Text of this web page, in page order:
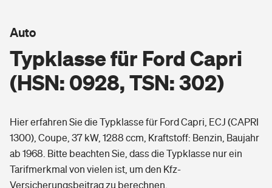
Berufsunfähigkeitsversicherung
Erwerbsunfähigkeitsversicherung
Grundfähigkeitsversicherung
Arbeitsrechtsschutz
Wohnen
Hausratversicherung
Freizeit
Pri­vate Haft­pflicht­
Gesundheit
Typklasse für Ford Capri
(HSN: 0928, TSN: 302)
Auto
Hier erfahren Sie die Typklasse für Ford Capri, ECJ (CAPRI
1300), Coupe, 37 kW, 1288 ccm, Kraftstoff: Benzin, Baujahr
ab 1968. Bitte beachten Sie, dass die Typklasse nur ein
Tarifmerkmal von vielen ist, um den Kfz-
Versicherungsbeitrag zu berechnen.